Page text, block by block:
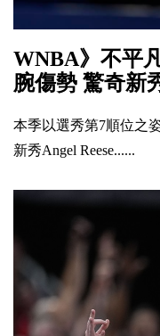
WNBA》不平
腕傷勢 驚奇新
本季以選秀第7順位之
新秀Angel Reese......